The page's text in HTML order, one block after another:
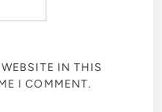
IN THIS
I COMMENT.